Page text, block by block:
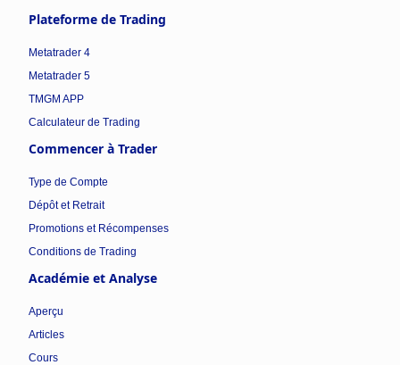
Plateforme de Trading
Metatrader 4
Metatrader 5
TMGM APP
Calculateur de Trading
Commencer à Trader
Type de Compte
Dépôt et Retrait
Promotions et Récompenses
Conditions de Trading
Académie et Analyse
Aperçu
Articles
Cours